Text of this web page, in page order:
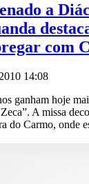
a
com
14:08
ganham hoje
A missa
do Carmo, onde